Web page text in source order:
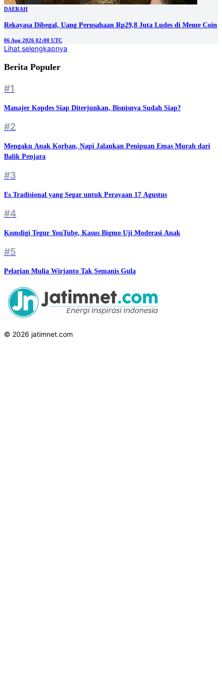
DAERAH
Rekayasa Dibegal, Uang Perusahaan Rp29,8 Juta Ludes di Meme Coin
06 Aug 2026 02:00 UTC
Lihat selengkapnya
Berita Populer
#1
Manajer Kopdes Siap Diterjunkan, Bisnisnya Sudah Siap?
#2
Mengaku Anak Korban, Napi Jalankan Penipuan Emas Murah dari
Balik Penjara
#3
Es Tradisional yang Segar untuk Perayaan 17 Agustus
#4
Komdigi Tegur YouTube, Kasus Bigmo Uji Moderasi Anak
#5
Pelarian Mulia Wirjanto Tak Semanis Gula
© 2026 jatimnet.com